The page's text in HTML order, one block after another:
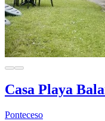
Casa Playa
Ponteceso